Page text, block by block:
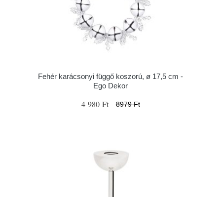
Fehér karácsonyi függő koszorú, ø 17,5 cm -
Ego Dekor
4 980 Ft 8979 Ft